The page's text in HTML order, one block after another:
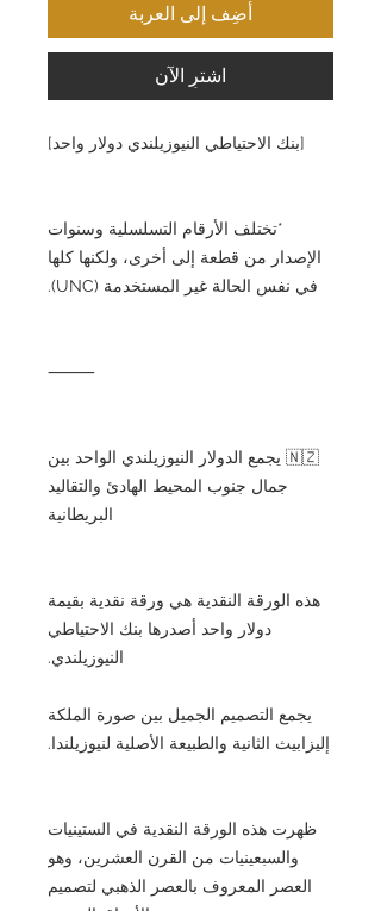
أضِف إلى العربة
اشترِ الآن
[بنك الاحتياطي النيوزيلندي دولار واحد]
*تختلف الأرقام التسلسلية وسنوات
الإصدار من قطعة إلى أخرى، ولكنها كلها
في نفس الحالة غير المستخدمة (UNC).
⸻
🇳🇿 يجمع الدولار النيوزيلندي الواحد بين
جمال جنوب المحيط الهادئ والتقاليد
البريطانية
هذه الورقة النقدية هي ورقة نقدية بقيمة
دولار واحد أصدرها بنك الاحتياطي
النيوزيلندي.
يجمع التصميم الجميل بين صورة الملكة
إليزابيث الثانية والطبيعة الأصلية لنيوزيلندا.
ظهرت هذه الورقة النقدية في الستينيات
والسبعينيات من القرن العشرين، وهو
العصر المعروف بالعصر الذهبي لتصميم